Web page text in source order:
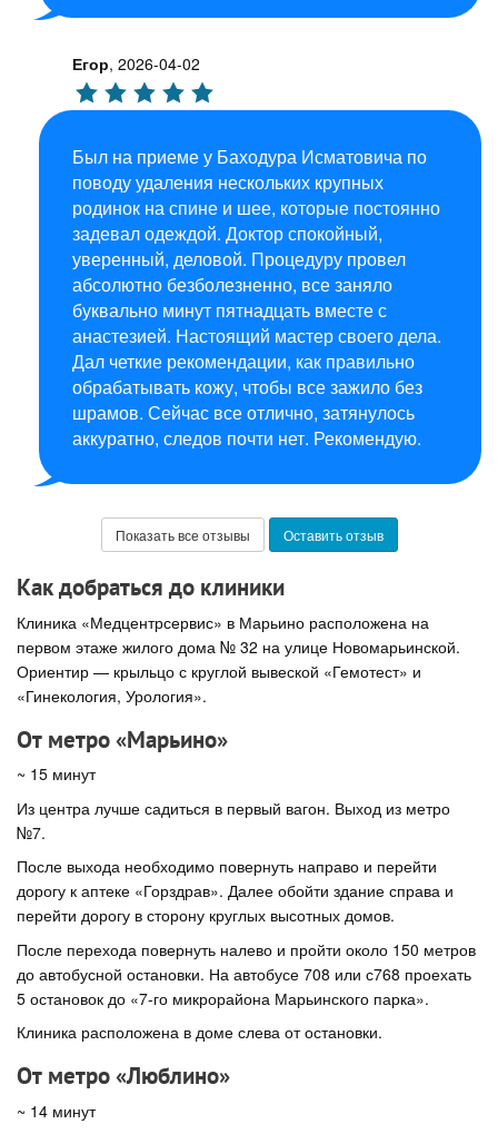
Егор, 2026-04-02
Был на приеме у Баходура Исматовича по
поводу удаления нескольких крупных
родинок на спине и шее, которые постоянно
задевал одеждой. Доктор спокойный,
уверенный, деловой. Процедуру провел
абсолютно безболезненно, все заняло
буквально минут пятнадцать вместе с
анастезией. Настоящий мастер своего дела.
Дал четкие рекомендации, как правильно
обрабатывать кожу, чтобы все зажило без
шрамов. Сейчас все отлично, затянулось
аккуратно, следов почти нет. Рекомендую.
Показать все отзывы Оставить отзыв
Как добраться до клиники
Клиника «Медцентрсервис» в Марьино расположена на
первом этаже жилого дома № 32 на улице Новомарьинской.
Ориентир — крыльцо с круглой вывеской «Гемотест» и
«Гинекология, Урология».
От метро «Марьино»
~ 15 минут
Из центра лучше садиться в первый вагон. Выход из метро
№7.
После выхода необходимо повернуть направо и перейти
дорогу к аптеке «Горздрав». Далее обойти здание справа и
перейти дорогу в сторону круглых высотных домов.
После перехода повернуть налево и пройти около 150 метров
до автобусной остановки. На автобусе 708 или с768 проехать
5 остановок до «7-го микрорайона Марьинского парка».
Клиника расположена в доме слева от остановки.
От метро «Люблино»
~ 14 минут